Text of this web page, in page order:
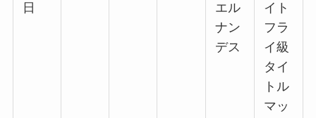
日
エル
ナン
デス
イト
フラ
イ級
タイ
トル
マッ